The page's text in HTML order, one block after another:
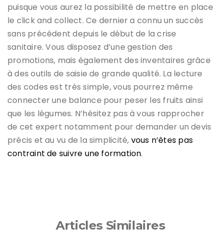
puisque vous aurez la possibilité de mettre en place
le click and collect. Ce dernier a connu un succès
sans précédent depuis le début de la crise
sanitaire. Vous disposez d’une gestion des
promotions, mais également des inventaires grâce
à des outils de saisie de grande qualité. La lecture
des codes est très simple, vous pourrez même
connecter une balance pour peser les fruits ainsi
que les légumes. N’hésitez pas à vous rapprocher
de cet expert notamment pour demander un devis
précis et au vu de la simplicité, vous n’êtes pas
contraint de suivre une formation.
Articles Similaires